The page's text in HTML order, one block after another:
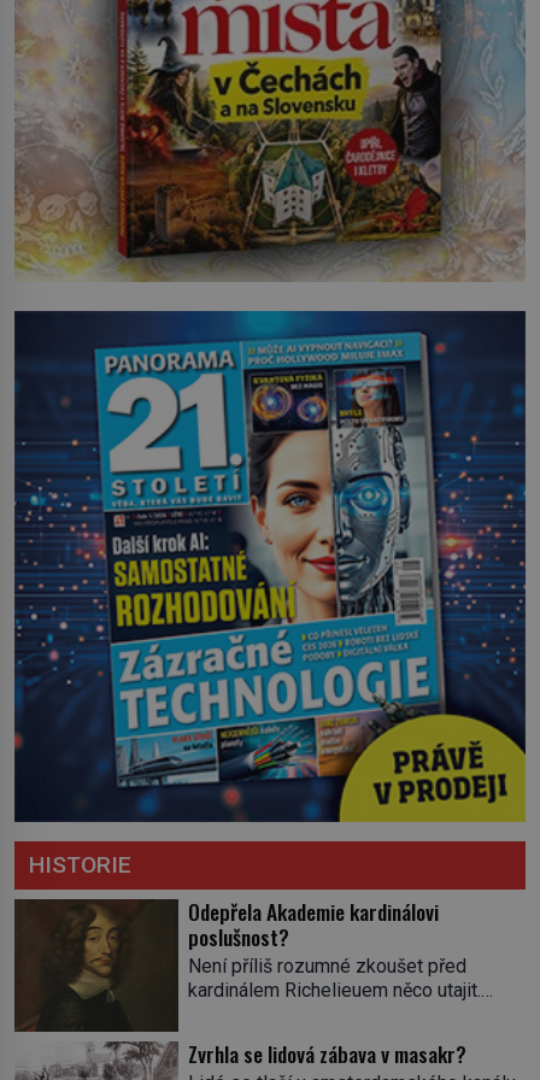
HISTORIE
Odepřela Akademie kardinálovi
poslušnost?
Není příliš rozumné zkoušet před
kardinálem Richelieuem něco utajit.
rázně zatočit. Od roku 1629 se
Zvrhla se lidová zábava v masakr?